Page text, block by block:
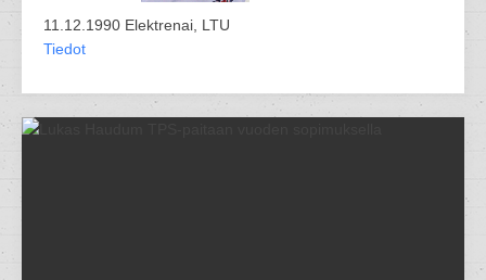
11.12.1990 Elektrenai, LTU
Tiedot